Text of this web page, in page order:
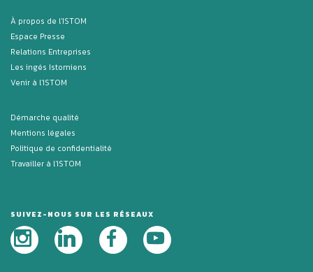
À propos de l'ISTOM
Espace Presse
Relations Entreprises
Les ingés Istomiens
Venir à l'ISTOM
Démarche qualité
Mentions légales
Politique de confidentialité
Travailler à l'ISTOM
SUIVEZ-NOUS SUR LES RÉSEAUX